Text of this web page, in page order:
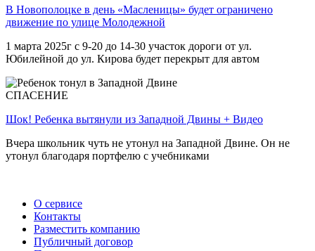
В Новополоцке в день «Масленицы» будет ограничено
движение по улице Молодежной
1 марта 2025г с 9-20 до 14-30 участок дороги от ул.
Юбилейной до ул. Кирова будет перекрыт для автом
СПАСЕНИЕ
Шок! Ребенка вытянули из Западной Двины + Видео
Вчера школьник чуть не утонул на Западной Двине. Он не
утонул благодаря портфелю с учебниками
О сервисе
Контакты
Разместить компанию
Публичный договор